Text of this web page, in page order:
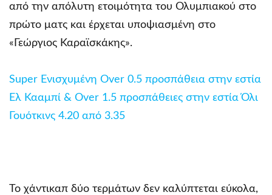
από την απόλυτη ετοιμότητα του Ολυμπιακού στο
πρώτο ματς και έρχεται υποψιασμένη στο
«Γεώργιος Καραϊσκάκης».
Super Ενισχυμένη Over 0.5 προσπάθεια στην εστία
Ελ Κααμπί & Over 1.5 προσπάθειες στην εστία Όλι
Γουότκινς 4.20 από 3.35
Το χάντικαπ δύο τερμάτων δεν καλύπτεται εύκολα,